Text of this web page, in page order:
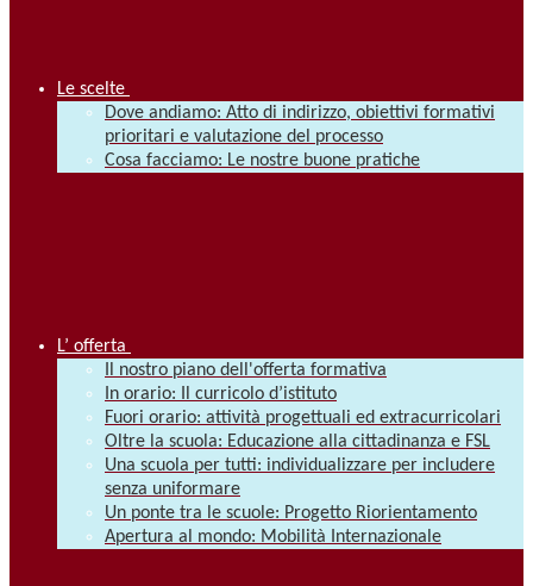
Le scelte
Dove andiamo: Atto di indirizzo, obiettivi formativi
prioritari e valutazione del processo
Cosa facciamo: Le nostre buone pratiche
L’ offerta
Il nostro piano dell'offerta formativa
In orario: Il curricolo d’istituto
Fuori orario: attività progettuali ed extracurricolari
Oltre la scuola: Educazione alla cittadinanza e FSL
Una scuola per tutti: individualizzare per includere
senza uniformare
Un ponte tra le scuole: Progetto Riorientamento
Apertura al mondo: Mobilità Internazionale